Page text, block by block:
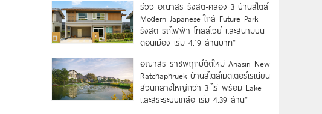
รีวิว อณาสิริ รังสิต-คลอง 3 บ้านสไตล์
Modern Japanese ใกล้ Future Park
รังสิต รถไฟฟ้า โทลล์เวย์ และสนามบิน
ดอนเมือง เริ่ม 4.19 ล้านบาท*
อณาสิริ ราชพฤกษ์ตัดใหม่ Anasiri New
Ratchaphruek บ้านสไตล์เมดิเตอร์เรเนียน
ส่วนกลางใหญ่กว่า 3 ไร่ พร้อม Lake
และสระระบบเกลือ เริ่ม 4.39 ล้าน*